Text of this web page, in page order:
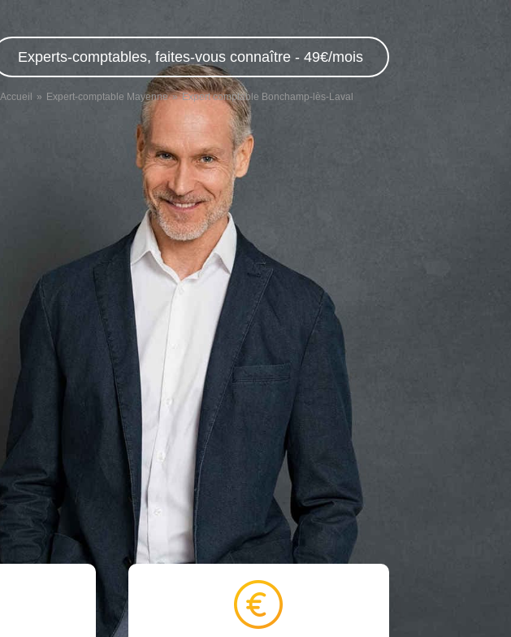
Experts-comptables, faites-vous connaître - 49€/mois
Accueil Expert-comptable Mayenne Expert comptable Bonchamp-lès-Laval